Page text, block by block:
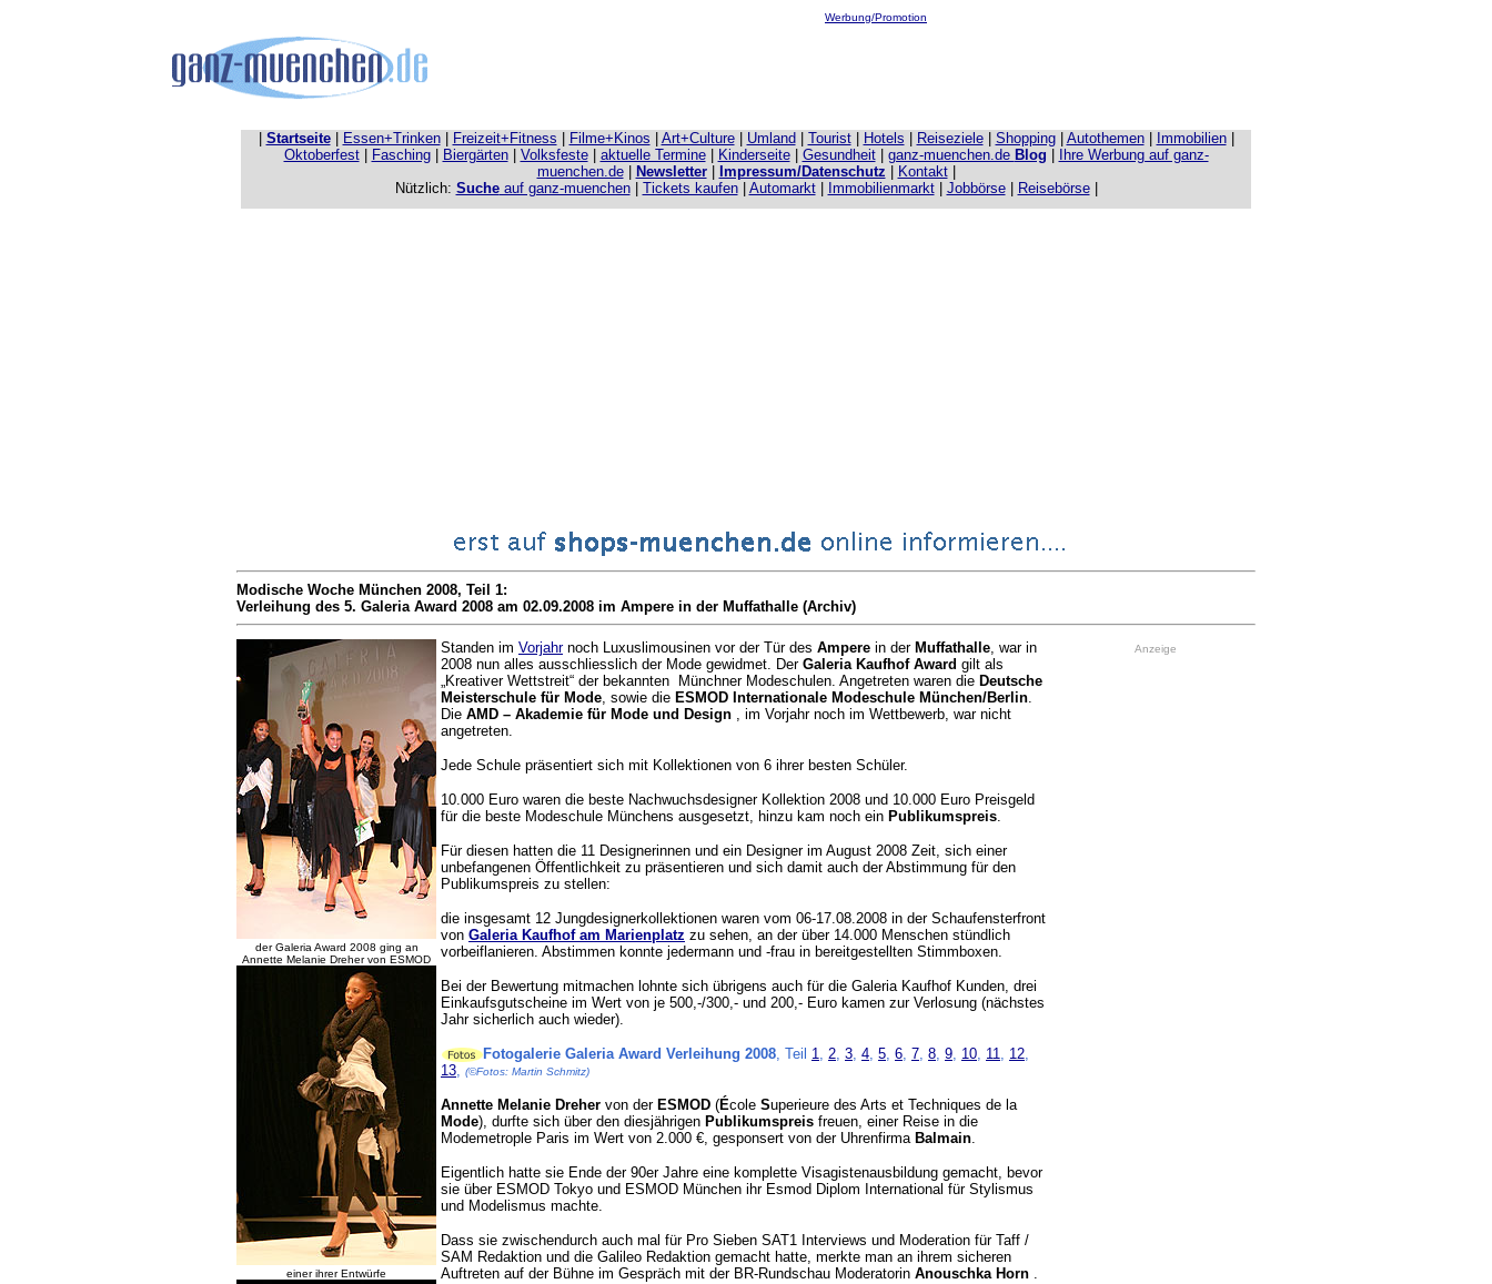
Werbung/Promotion
Startseite| Essen+Trinken| Freizeit+Fitness Filme+Kinos Art+Culture| Umland Tourist| Hotels Reiseziele| Shopping Autothemen Immobilien
Oktoberfest| Fasching| Biergärten| Volksfeste| aktuelle Termine| Kinderseite| Gesundheit| ganz-muenchen.de Blog
Ihre Werbung auf ganz-
muenchen.de| Newsletter| Impressum/Datenschutz Kontakt
Nützlich: Sucheauf ganz-muenchen| Tickets kaufen Automarkt Immobilienmarkt| Jobbörse| Reisebörse|
Modische Woche München 2008, Teil 1:
Verleihung des 5. Galeria Award 2008 am 02.09.2008 im Ampere in der Muffathalle (Archiv)
der Galeria Award 2008 ging an
Annette Melanie Dreher von ESMOD
einer ihrer Entwürfe
Standen im Vorjahrnoch Luxuslimousinen vor der Tür des Ampere in der Muffathalle, war in
2008 nun alles ausschliesslich der Mode gewidmet. Der Galeria Kaufhof Award gilt als
„Kreativer Wettstreit“ der bekannten Münchner Modeschulen. Angetreten waren die Deutsche
Meisterschule für Mode, sowie die ESMOD Internationale Modeschule München/Berlin.
Die AMD – Akademie für Mode und Design , im Vorjahr noch im Wettbewerb, war nicht
angetreten.
Jede Schule präsentiert sich mit Kollektionen von 6 ihrer besten Schüler.
10.000 Euro waren die beste Nachwuchsdesigner Kollektion 2008 und 10.000 Euro Preisgeld
für die beste Modeschule Münchens ausgesetzt, hinzu kam noch ein Publikumspreis.
Für diesen hatten die 11 Designerinnen und ein Designer im August 2008 Zeit, sich einer
unbefangenen Öffentlichkeit zu präsentieren und sich damit auch der Abstimmung für den
Publikumspreis zu stellen:
die insgesamt 12 Jungdesignerkollektionen waren vom 06-17.08.2008 in der Schaufensterfront
von Galeria Kaufhof am Marienplatz zu sehen, an der über 14.000 Menschen stündlich
vorbeiflanieren. Abstimmen konnte jedermann und -frau in bereitgestellten Stimmboxen.
Bei der Bewertung mitmachen lohnte sich übrigens auch für die Galeria Kaufhof Kunden, drei
Einkaufsgutscheine im Wert von je 500,-/300,- und 200,- Euro kamen zur Verlosung (nächstes
Jahr sicherlich auch wieder).
Fotogalerie Galeria Award Verleihung 2008, Teil 1, 2, 3, 4, 5, 6, 7, 8, 9, 10, 11, 12,
13, (©Fotos: Martin Schmitz)
Annette Melanie Dreher von der ESMOD (École Superieure des Arts et Techniques de la
Mode), durfte sich über den diesjährigen Publikumspreis freuen, einer Reise in die
Modemetrople Paris im Wert von 2.000 €, gesponsert von der Uhrenfirma Balmain.
Eigentlich hatte sie Ende der 90er Jahre eine komplette Visagistenausbildung gemacht, bevor
sie über ESMOD Tokyo und ESMOD München ihr Esmod Diplom International für Stylismus
und Modelismus machte.
Dass sie zwischendurch auch mal für Pro Sieben SAT1 Interviews und Moderation für Taff /
SAM Redaktion und die Galileo Redaktion gemacht hatte, merkte man an ihrem sicheren
Auftreten auf der Bühne im Gespräch mit der BR-Rundschau Moderatorin Anouschka Horn .
Anzeige